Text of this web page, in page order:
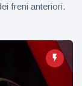
freni anteriori.